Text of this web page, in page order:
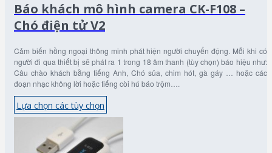
Báo khách mô hình camera CK-F108 –
Chó điện tử V2
Cảm biến hồng ngoại thông minh phát hiện người chuyển động. Mỗi khi có
người đi qua thiết bị sẽ phát ra 1 trong 18 âm thanh (tùy chọn) báo hiệu như:
Câu chào khách bằng tiếng Anh, Chó sủa, chim hót, gà gáy … hoặc các
đoạn nhạc không lời hoặc tiếng còi hú báo trộm….
Lựa chọn các tùy chọn